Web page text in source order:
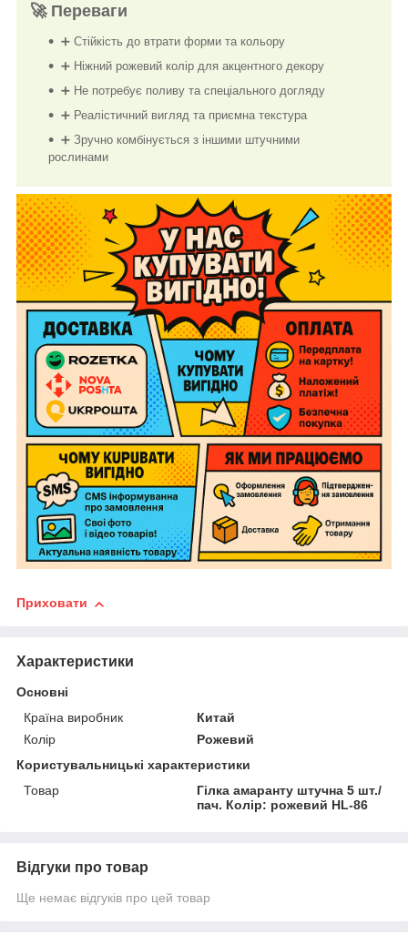
🚀 Переваги
➕ Стійкість до втрати форми та кольору
➕ Ніжний рожевий колір для акцентного декору
➕ Не потребує поливу та спеціального догляду
➕ Реалістичний вигляд та приємна текстура
➕ Зручно комбінується з іншими штучними
рослинами
Приховати
Характеристики
Основні
Країна виробник
Китай
Колір
Рожевий
Користувальницькі характеристики
Товар
Гілка амаранту штучна 5 шт./
пач. Колір: рожевий HL-86
Відгуки про товар
Ще немає відгуків про цей товар